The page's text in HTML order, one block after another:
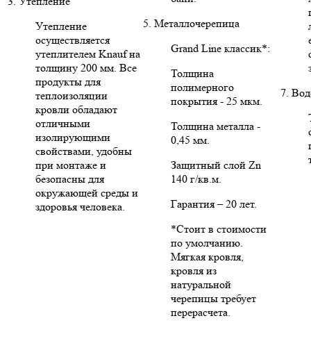
Утепление
осуществляется
утеплителем Knauf на
толщину 200 мм. Все
продукты для
теплоизоляции
кровли обладают
отличными
изолирующими
свойствами, удобны
при монтаже и
безопасны для
окружающей среды и
здоровья человека.
5. Металлочерепица
Grand Line классик*:
Толщина
полимерного
покрытия - 25 мкм.
Толщина металла -
0,45 мм.
Защитный слой Zn
140 г/кв.м.
Гарантия – 20 лет.
*Стоит в стоимости
по умолчанию.
Мягкая кровля,
кровля из
натуральной
черепицы требует
перерасчета.
7.